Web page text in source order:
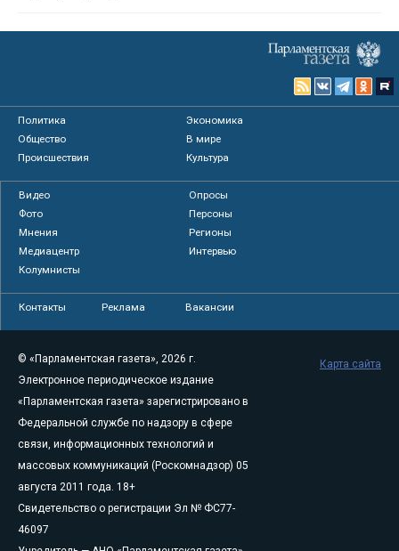
Политика
Экономика
Общество
В мире
Происшествия
Культура
Видео
Опросы
Фото
Персоны
Мнения
Регионы
Медиацентр
Интервью
Колумнисты
Контакты Реклама Вакансии
© «Парламентская газета», 2026 г.
Электронное периодическое издание
«Парламентская газета» зарегистрировано в
Федеральной службе по надзору в сфере
связи, информационных технологий и
массовых коммуникаций (Роскомнадзор) 05
августа 2011 года. 18+
Свидетельство о регистрации Эл № ФС77-
46097
Карта сайта